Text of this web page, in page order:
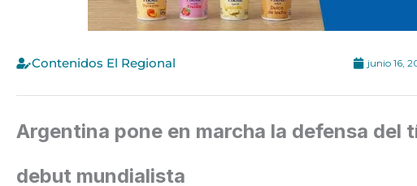
Contenidos El Regional junio 16,
Argentina pone en marcha la defensa del
debut mundialista